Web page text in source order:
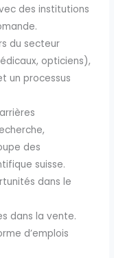
des institutions
du secteur
opticiens),
un processus
des
suisse.
dans le
dans la vente.
d’emplois